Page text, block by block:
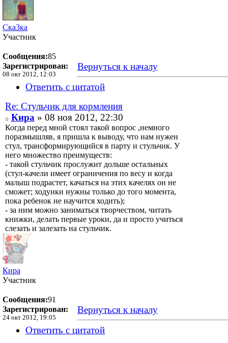
Ска3ка
Участник
Сообщения:85
Зарегистрирован:
08 окт 2012, 12:03
Вернуться к началу
Ответить с цитатой
Re: Стульчик для кормления
Кира » 08 ноя 2012, 22:30
Когда перед мной стоял такой вопрос ,немного
поразмышляв, я пришла к выводу, что нам нужен
стул, трансформирующийся в парту и стульчик. У
него множество преимуществ:
- такой стульчик прослужит дольше остальных
(стул-качели имеет ограничения по весу и когда
малыш подрастет, качаться на этих качелях он не
сможет; ходунки нужны только до того момента,
пока ребенок не научится ходить);
- за ним можно заниматься творчеством, читать
книжки, делать первые уроки, да и просто учиться
слезать и залезать на стульчик.
Кира
Участник
Сообщения:91
Зарегистрирован:
24 окт 2012, 19:05
Вернуться к началу
Ответить с цитатой